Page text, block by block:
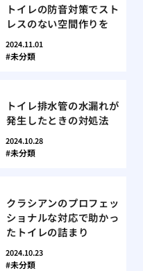
トイレの防音対策でスト
レスのない空間作りを
2024.11.01
未分類
トイレ排水管の水漏れが
発生したときの対処法
2024.10.28
未分類
クラシアンのプロフェッ
ショナルな対応で助かっ
たトイレの詰まり
2024.10.23
未分類